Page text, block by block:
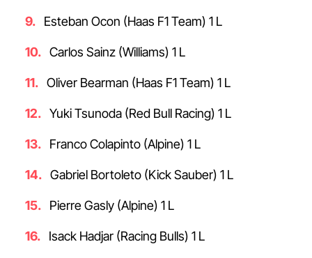
Esteban Ocon (Haas F1 Team) 1 L
Carlos Sainz (Williams) 1 L
Oliver Bearman (Haas F1 Team) 1 L
Yuki Tsunoda (Red Bull Racing) 1 L
Franco Colapinto (Alpine) 1 L
Gabriel Bortoleto (Kick Sauber) 1 L
Pierre Gasly (Alpine) 1 L
Isack Hadjar (Racing Bulls) 1 L